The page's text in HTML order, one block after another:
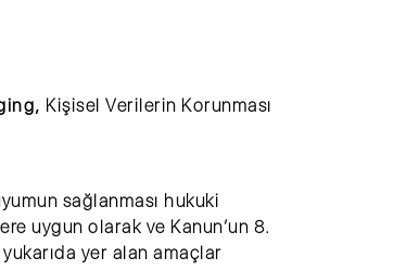
Kişisel Verilerin Korunması
sağlanması hukuki
uygun olarak ve Kanun’un 8.
yer alan amaçlar